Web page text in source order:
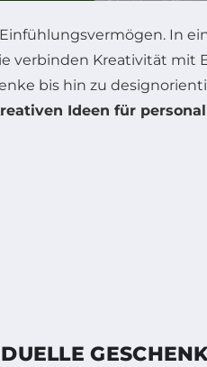
In
verbinden Kreativität mit
bis hin zu
Ideen für